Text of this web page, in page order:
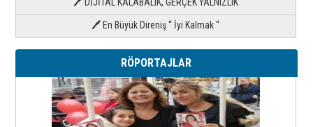
🖊 En Büyük Direniş “ İyi Kalmak “
RÖPORTAJLAR